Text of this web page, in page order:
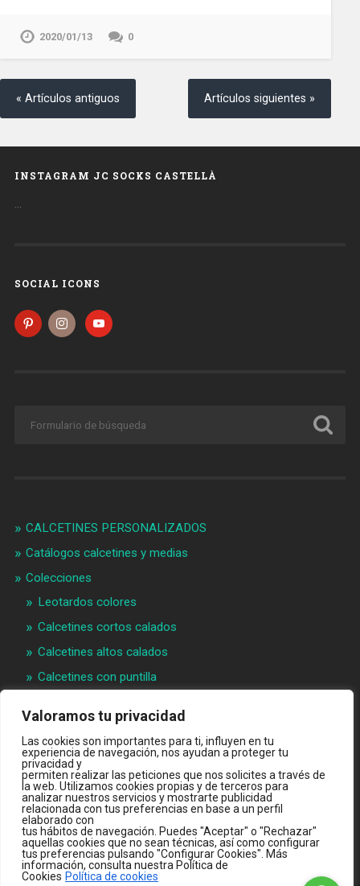
Valoramos tu privacidad
Las cookies son importantes para ti, influyen en tu
experiencia de navegación, nos ayudan a proteger tu
privacidad y
permiten realizar las peticiones que nos solicites a través de
la web. Utilizamos cookies propias y de terceros para
analizar nuestros servicios y mostrarte publicidad
relacionada con tus preferencias en base a un perfil
elaborado con
tus hábitos de navegación. Puedes "Aceptar" o "Rechazar"
aquellas cookies que no sean técnicas, así como configurar
tus preferencias pulsando "Configurar Cookies". Más
información, consulta nuestra Política de
Cookies Política de cookies
2020/01/13 0
« Artículos antiguos Artículos siguientes »
INSTAGRAM JC SOCKS CASTELLÀ
…
SOCIAL ICONS
CALCETINES PERSONALIZADOS
Catálogos calcetines y medias
Colecciones
Leotardos colores
Calcetines cortos calados
Calcetines altos calados
Calcetines con puntilla
Materias primeras
Videos
Quiénes somos
Contacto
INTRANET B2B
TIENDA ONLINE